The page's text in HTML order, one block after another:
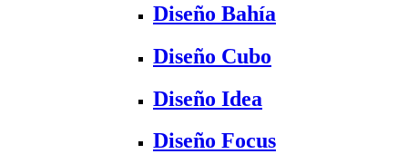
Diseño Bahía
Diseño Cubo
Diseño Idea
Diseño Focus